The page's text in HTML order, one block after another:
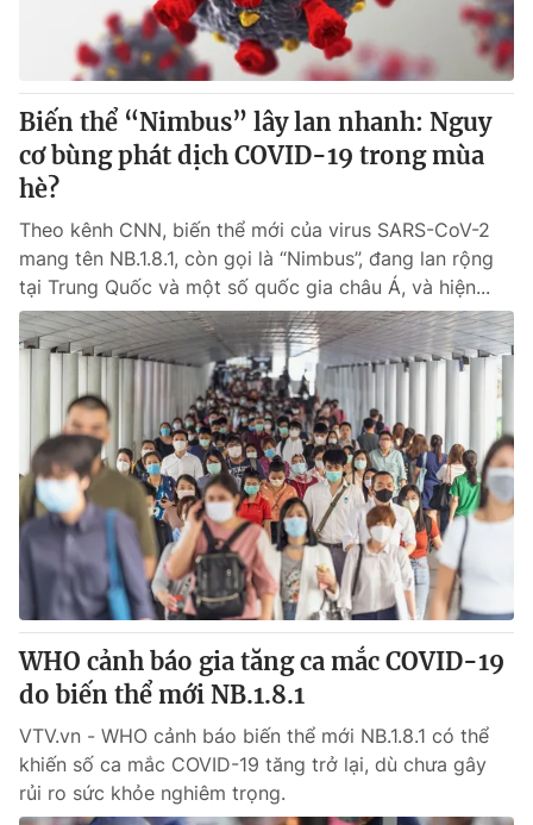
Thế giới đó đây
Câu chuyện quốc tế
Tài chính
Thị trường
Góc doanh nghiệp
Dữ liệu và đời sống
Truyền hình
Phim VTV
Hậu trường
Nhân vật
Khán giả
Giải sao mai
Giải trí
Điện ảnh
Âm nhạc
Sao
Đời sống
Du lịch
Làm đẹp
Chất lượng cuộc sống
Giáo dục
Tuyển sinh
Học trực tuyến
Công nghệ
Hitech Công nghệ tương lai
Sản phẩm
Thị trường
Tư vấn
Giao lưu trực tuyến
Lịch phát sóng
Chuyên mục khác
Emagazine Podcast
Photo Infographic
Video Shorts video
Biến thể “Nimbus” lây lan nhanh: Nguy
cơ bùng phát dịch COVID-19 trong mùa
hè?
Theo kênh CNN, biến thể mới của virus SARS-CoV-2
mang tên NB.1.8.1, còn gọi là “Nimbus”, đang lan rộng
tại Trung Quốc và một số quốc gia châu Á, và hiện...
WHO cảnh báo gia tăng ca mắc COVID-19
do biến thể mới NB.1.8.1
VTV.vn - WHO cảnh báo biến thể mới NB.1.8.1 có thể
khiến số ca mắc COVID-19 tăng trở lại, dù chưa gây
rủi ro sức khỏe nghiêm trọng.